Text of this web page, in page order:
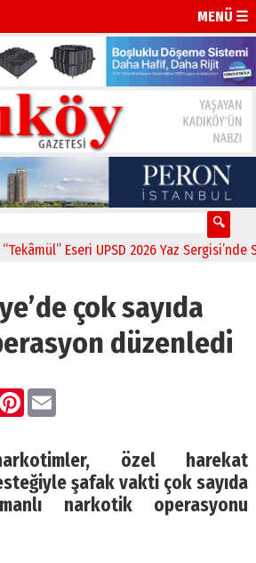
MENÜ ☰
Eseri UPSD 2026 Yaz Sergisi’nde
çok sayıda
düzenledi
Pinterest
Email
özel harekat
şafak vakti çok sayıda
narkotik operasyonu